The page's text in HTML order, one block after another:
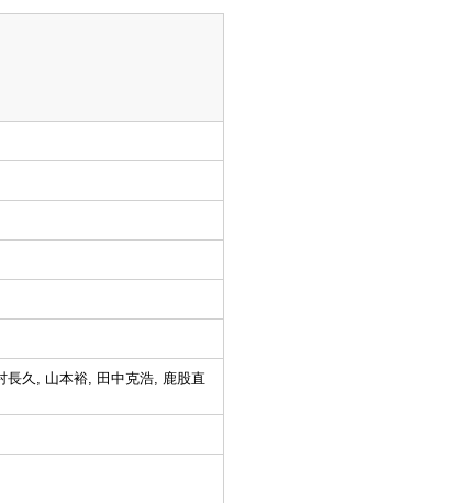
久, 山本裕, 田中克浩, 鹿股直